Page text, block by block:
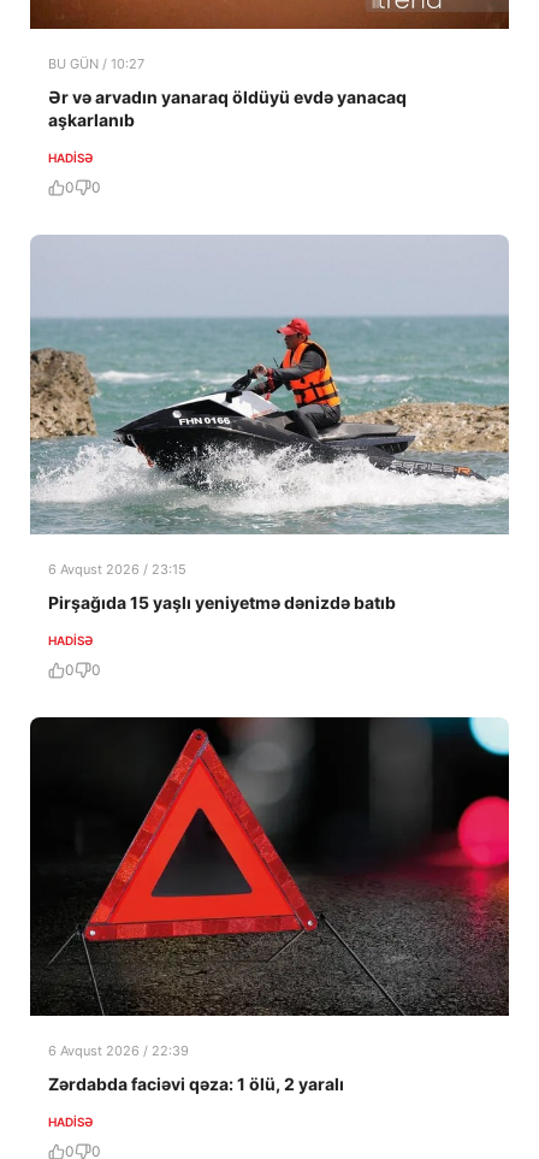
BU GÜN / 10:27
Ər və arvadın yanaraq öldüyü evdə yanacaq
aşkarlanıb
HADISƏ
0 0
6 Avqust 2026 / 23:15
Pirşağıda 15 yaşlı yeniyetmə dənizdə batıb
HADISƏ
0 0
6 Avqust 2026 / 22:39
Zərdabda faciəvi qəza: 1 ölü, 2 yaralı
HADISƏ
0 0